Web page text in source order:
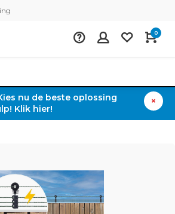
0
nu de beste oplossing
Klik hier!